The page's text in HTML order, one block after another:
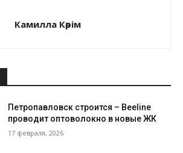
Камилла Кәрім
Петропавловск строится – Beeline
проводит оптоволокно в новые ЖК
17 февраля, 2026